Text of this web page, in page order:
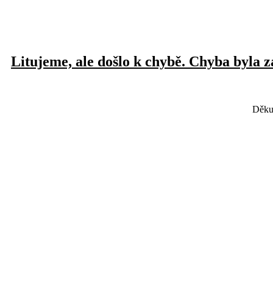
Litujeme, ale došlo k chybě. Chyba byla